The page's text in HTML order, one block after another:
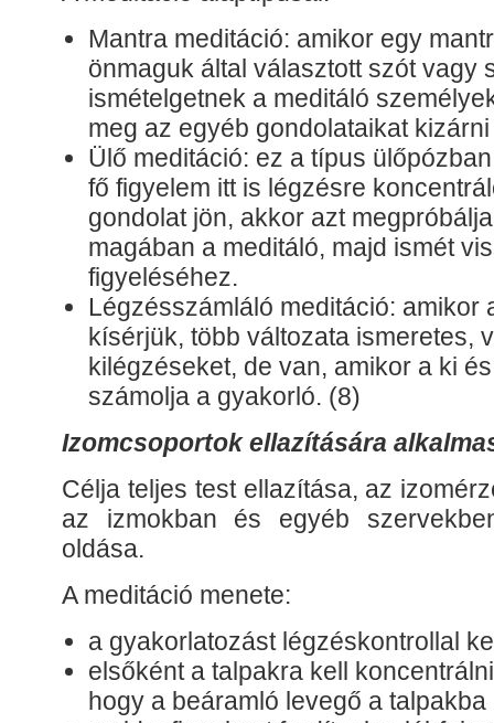
Mantra meditáció: amikor egy
önmaguk által választott szót vagy
ismételgetnek a meditáló
meg az egyéb gondolataikat
Ülő meditáció: ez a típus
fő figyelem itt is légzésre
gondolat jön, akkor azt
magában a meditáló, majd ismét
figyeléséhez.
Légzésszámláló meditáció: amikor
kísérjük, több változata ismeretes,
kilégzéseket, de van, amikor a ki
számolja a gyakorló. (8)
Izomcsoportok ellazítására
Célja teljes test ellazítása, az
az izmokban és egyéb
oldása.
A meditáció menete:
a gyakorlatozást légzéskontrollal
elsőként a talpakra kell
hogy a beáramló levegő a talpakba